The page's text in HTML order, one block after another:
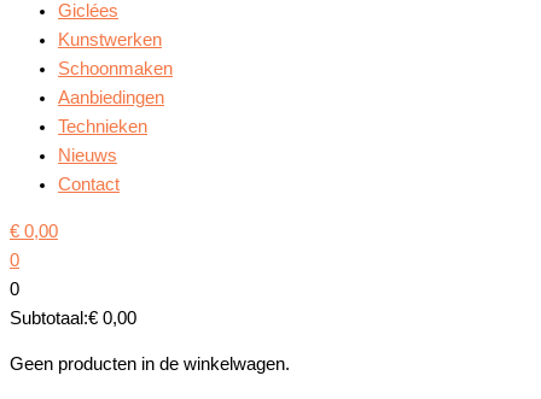
Giclées
Kunstwerken
Schoonmaken
Aanbiedingen
Technieken
Nieuws
Contact
€ 0,00
0
0
Subtotaal:€ 0,00
Geen producten in de winkelwagen.